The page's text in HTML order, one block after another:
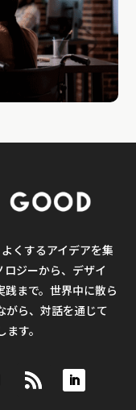
くするアイデアを集
ロジーから、デザイ
践まで。世界中に散ら
がら、対話を通じて
す。